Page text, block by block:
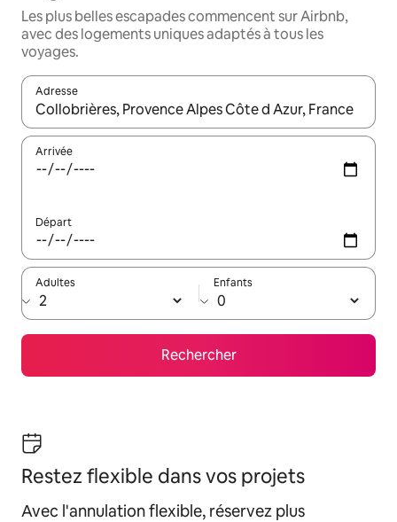
Les plus belles escapades commencent sur Airbnb,
avec des logements uniques adaptés à tous les
voyages.
Adresse
Lorsque les résultats s'affichent, utilisez les flèches vers le
Arrivée
Départ
Adultes Enfants
Rechercher
Restez flexible dans vos projets
Avec l'annulation flexible, réservez plus